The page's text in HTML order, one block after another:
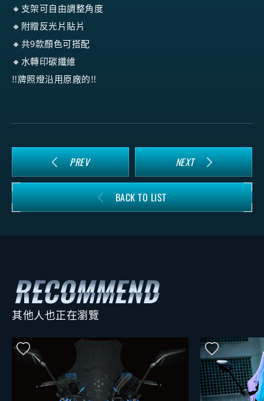
🔸支架可自由調整角度
🔸附贈反光片貼片
🔸共9款顏色可搭配
🔸水轉印碳纖維
‼️牌照燈沿用原廠的‼️
PREV NEXT
BACK TO LIST
其他人也正在瀏覽